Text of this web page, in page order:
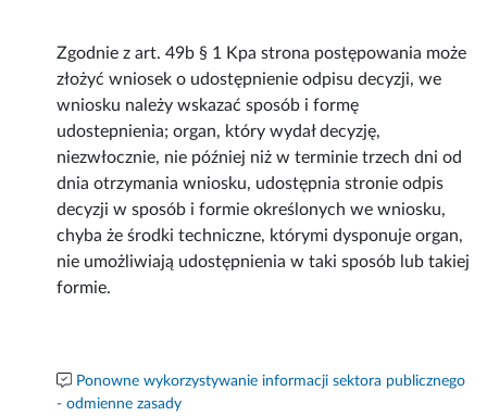
Zgodnie z art. 49b § 1 Kpa strona postępowania może
złożyć wniosek o udostępnienie odpisu decyzji, we
wniosku należy wskazać sposób i formę
udostepnienia; organ, który wydał decyzję,
niezwłocznie, nie później niż w terminie trzech dni od
dnia otrzymania wniosku, udostępnia stronie odpis
decyzji w sposób i formie określonych we wniosku,
chyba że środki techniczne, którymi dysponuje organ,
nie umożliwiają udostępnienia w taki sposób lub takiej
formie.
Ponowne wykorzystywanie informacji sektora publicznego
- odmienne zasady